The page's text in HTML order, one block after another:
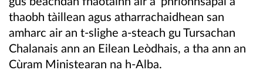
thaobh tàillean agus atharrachaidhean san
amharc air an t-slighe a-steach gu Tursachan
Chalanais ann an Eilean Leòdhais, a tha ann an
Cùram Ministearan na h-Alba.